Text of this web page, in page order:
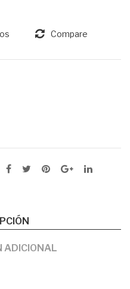
12C
TE
Compare
ADICIONAL